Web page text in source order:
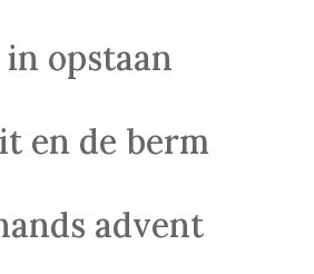
opstaan
en de berm
advent